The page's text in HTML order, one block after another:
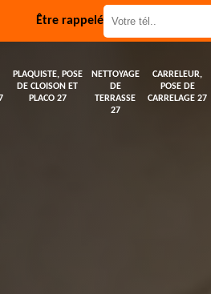
Être rappelé
PLAQUISTE, POSE
DE CLOISON ET
PLACO 27
NETTOYAGE
DE
TERRASSE
27
CARRELEUR,
POSE DE
CARRELAGE 27